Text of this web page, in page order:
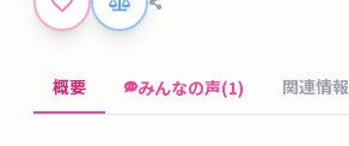
掲
板
概要 みんなの声(1) 関連情報